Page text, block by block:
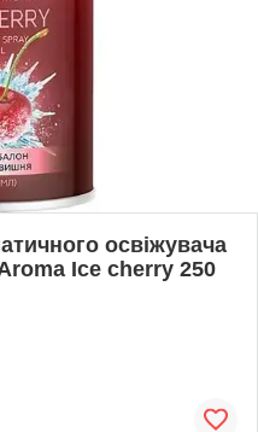
освіжувача
Ice сherry 250